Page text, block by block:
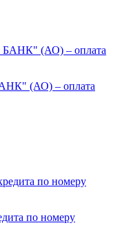
(АО) – оплата
по номеру